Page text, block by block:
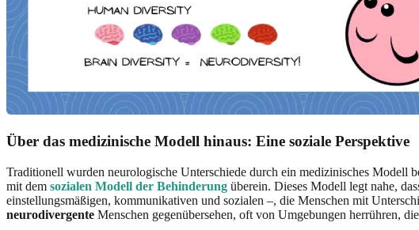
Über das medizinische Modell hinaus: Eine soziale Perspektive
Traditionell wurden neurologische Unterschiede durch ein medizinisches Modell
mit dem sozialen Modell der Behinderung überein. Dieses Modell legt nahe,
einstellungsmäßigen, kommunikativen und sozialen –, die Menschen mit
neurodivergente Menschen gegenübersehen, oft von Umgebungen herrühren,